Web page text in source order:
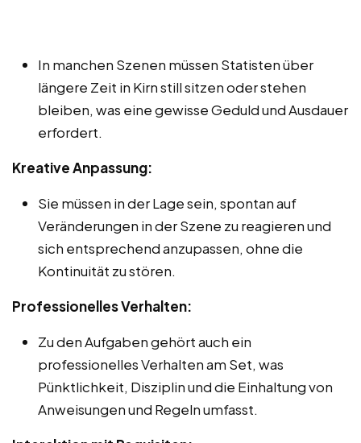
In manchen Szenen müssen Statisten über
längere Zeit in Kirn still sitzen oder stehen
bleiben, was eine gewisse Geduld und Ausdauer
erfordert.
Kreative Anpassung:
Sie müssen in der Lage sein, spontan auf
Veränderungen in der Szene zu reagieren und
sich entsprechend anzupassen, ohne die
Kontinuität zu stören.
Professionelles Verhalten:
Zu den Aufgaben gehört auch ein
professionelles Verhalten am Set, was
Pünktlichkeit, Disziplin und die Einhaltung von
Anweisungen und Regeln umfasst.